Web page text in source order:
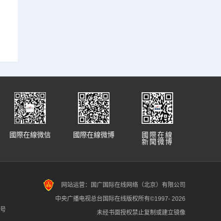
國際在線
新聞微博
國際在線微博
國際在線微信
网站运营：国广国际在线网络（北京）有限公司
中央广播电视总台国际在线版权所有©1997- 2026
未经书面授权禁止复制或建立镜像